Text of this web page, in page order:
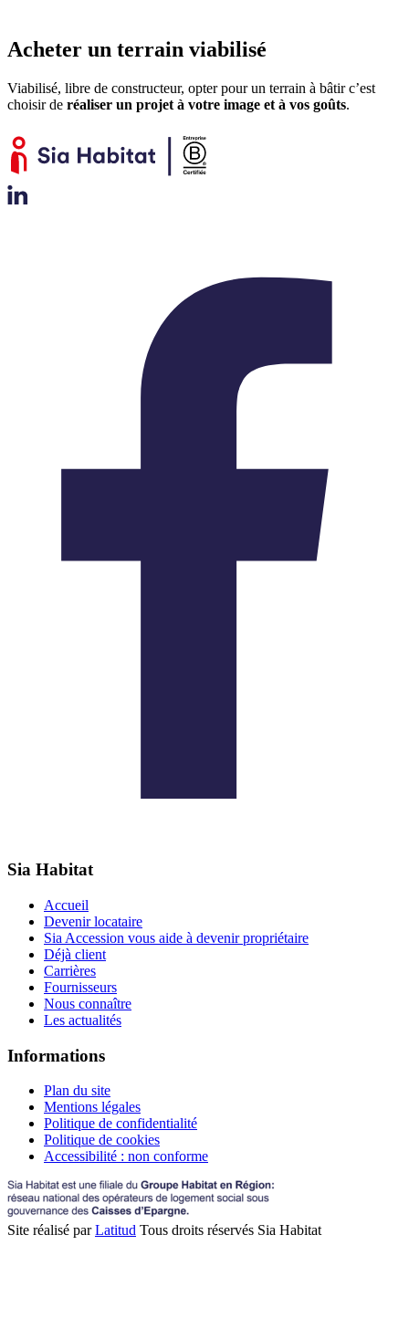
Acheter un terrain viabilisé
Viabilisé, libre de constructeur, opter pour un terrain à bâtir c’est
choisir de réaliser un projet à votre image et à vos goûts.
Sia Habitat
Accueil
Devenir locataire
Sia Accession vous aide à devenir propriétaire
Déjà client
Carrières
Fournisseurs
Nous connaître
Les actualités
Informations
Plan du site
Mentions légales
Politique de confidentialité
Politique de cookies
Accessibilité : non conforme
Site réalisé parLatitud Tous droits réservés Sia Habitat